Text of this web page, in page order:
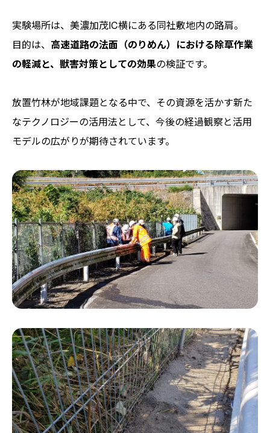
実験場所は、美濃加茂IC横にある同社敷地内の路肩。
目的は、 高速道路の法面（のりめん）における除草作業
の軽減と、獣害対策としての効果の検証です。
放置竹林が地域課題となる中で、その資源を活かす新た
なテクノロジーの活用法として、今後の経過観察と活用
モデルの広がりが期待されています。